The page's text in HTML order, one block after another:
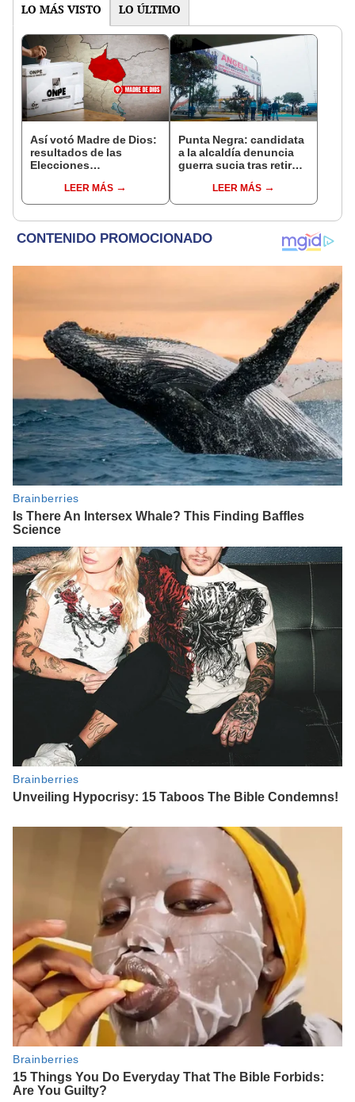
LO MÁS VISTO LO ÚLTIMO
Así votó Madre de Dios:
resultados de las
Elecciones
según conteo oficial
ONPE al 100%
LEER MÁS
Punta Negra: candidata
a la alcaldía denuncia
guerra sucia tras retiro
LEER MÁS